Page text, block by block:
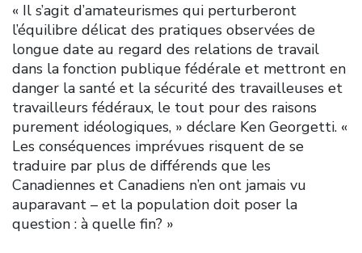
« Il s’agit d’amateurismes qui perturberont
l’équilibre délicat des pratiques observées de
longue date au regard des relations de travail
dans la fonction publique fédérale et mettront en
danger la santé et la sécurité des travailleuses et
travailleurs fédéraux, le tout pour des raisons
purement idéologiques, » déclare Ken Georgetti. «
Les conséquences imprévues risquent de se
traduire par plus de différends que les
Canadiennes et Canadiens n’en ont jamais vu
auparavant – et la population doit poser la
question : à quelle fin? »